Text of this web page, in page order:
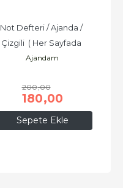
Sepete Ekle
Not Defteri / Ajanda /
Çizgili  ( Her Sayfada
Ayet-Hadisli )
Ajandam
200,00
180,00